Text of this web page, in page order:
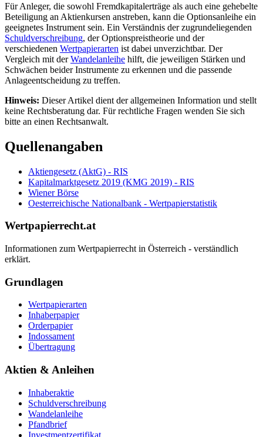
Für Anleger, die sowohl Fremdkapitalerträge als auch eine gehebelte
Beteiligung an Aktienkursen anstreben, kann die Optionsanleihe ein
geeignetes Instrument sein. Ein Verständnis der zugrundeliegenden
Schuldverschreibung, der Optionspreistheorie und der
verschiedenen Wertpapierarten ist dabei unverzichtbar. Der
Vergleich mit derWandelanleihe hilft, die jeweiligen Stärken und
Schwächen beider Instrumente zu erkennen und die passende
Anlageentscheidung zu treffen.
Hinweis: Dieser Artikel dient der allgemeinen Information und stellt
keine Rechtsberatung dar. Für rechtliche Fragen wenden Sie sich
bitte an einen Rechtsanwalt.
Quellenangaben
Aktiengesetz (AktG) - RIS
Kapitalmarktgesetz 2019 (KMG 2019) - RIS
Wiener Börse
Oesterreichische Nationalbank - Wertpapierstatistik
Wertpapierrecht.at
Informationen zum Wertpapierrecht in Österreich - verständlich
erklärt.
Grundlagen
Wertpapierarten
Inhaberpapier
Orderpapier
Indossament
Übertragung
Aktien & Anleihen
Inhaberaktie
Schuldverschreibung
Wandelanleihe
Pfandbrief
Investmentzertifikat